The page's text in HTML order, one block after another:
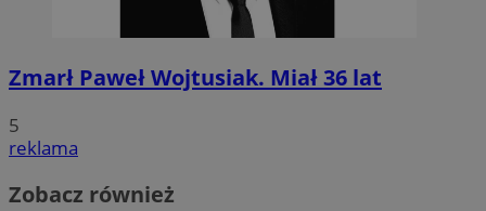
Zmarł Paweł Wojtusiak. Miał 36 lat
5
reklama
Zobacz również